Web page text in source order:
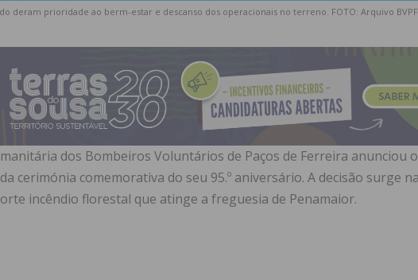
deram prioridade ao berm-estar e descanso dos operacionais no terreno. FOTO: Arquivo BVPF
dos Bombeiros Voluntários de Paços de Ferreira anunciou o
cerimónia comemorativa do seu 95.º aniversário. A decisão surge na
incêndio florestal que atinge a freguesia de Penamaior.